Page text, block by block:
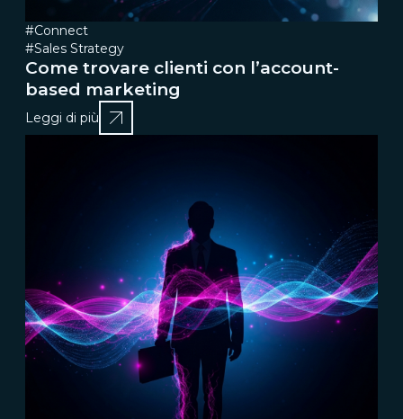
#Connect
#Sales Strategy
Come trovare clienti con l’account-
based marketing
Leggi di più